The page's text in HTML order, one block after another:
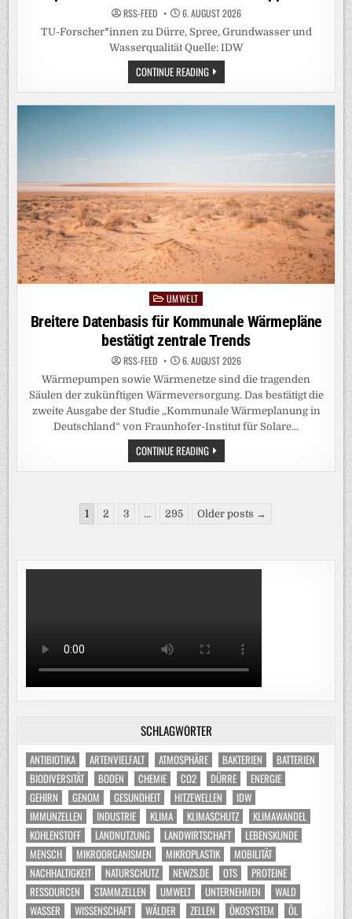
RSS-FEED 6. AUGUST 2026
TU-Forscher*innen zu Dürre, Spree, Grundwasser und
Wasserqualität Quelle: IDW
CONTINUE READINGEXPERTENDIENST:
WENN
DAS
Posted
in
UMWELT
Breitere Datenbasis für Kommunale Wärmepläne
bestätigt zentrale Trends
RSS-FEED 6. AUGUST 2026
Wärmepumpen sowie Wärmenetze sind die tragenden
Säulen der zukünftigen Wärmeversorgung. Das bestätigt die
zweite Ausgabe der Studie „Kommunale Wärmeplanung in
Deutschland“ von Fraunhofer-Institut für Solare…
CONTINUE READINGBREITERE
DATENBASIS
FÜR
ZENTRALE
TRENDS
Seitennummerierung
Beiträge
1 2 3 … 295 Older posts →
SCHLAGWÖRTER
ANTIBIOTIKA ARTENVIELFALT ATMOSPHÄRE BAKTERIEN
BATTERIEN
BIODIVERSITÄT
BODEN CHEMIE CO2 DÜRRE
ENERGIE
GEHIRN
GENOM GESUNDHEIT HITZEWELLEN
IDW
IMMUNZELLEN
INDUSTRIE KLIMA KLIMASCHUTZ
KLIMAWANDEL
KOHLENSTOFF
LANDNUTZUNG LANDWIRTSCHAFT
LEBENSKUNDE
MENSCH
MIKROORGANISMEN MIKROPLASTIK
MOBILITÄT
NACHHALTIGKEIT
NATURSCHUTZ NEWZS.DE OTS
PROTEINE
RESSOURCEN
STAMMZELLEN UMWELT UNTERNEHMEN
WALD
WASSER
WISSENSCHAFT WÄLDER ZELLEN ÖKOSYSTEM ÖL